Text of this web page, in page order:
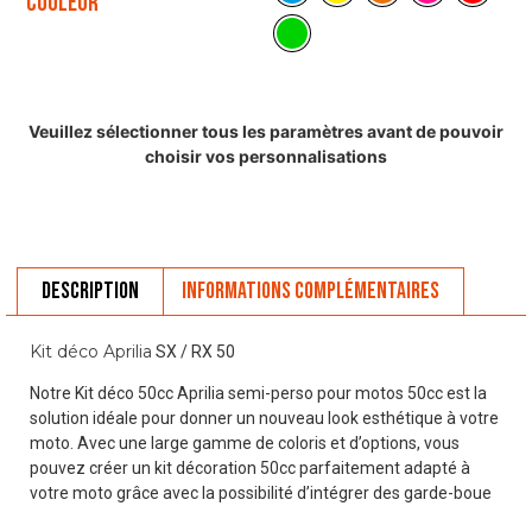
Veuillez sélectionner tous les paramètres avant de pouvoir
choisir vos personnalisations
Description Informations complémentaires
Kit déco Aprilia SX / RX 50
Notre Kit déco 50cc Aprilia semi-perso pour motos 50cc est la
solution idéale pour donner un nouveau look esthétique à votre
moto. Avec une large gamme de coloris et d’options, vous
pouvez créer un kit décoration 50cc parfaitement adapté à
votre moto grâce avec la possibilité d’intégrer des garde-boue